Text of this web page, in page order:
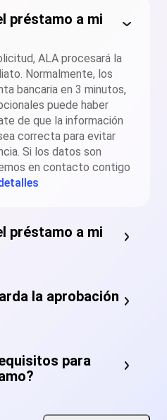
préstamo a mi
ALA procesará la
Normalmente, los
bancaria en 3 minutos,
puede haber
de que la información
correcta para evitar
Si los datos son
en contacto contigo
préstamo a mi
la aprobación
para